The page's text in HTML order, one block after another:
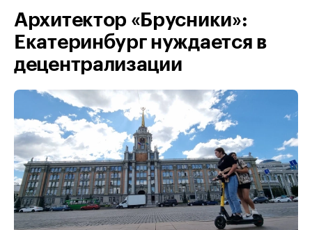
Архитектор «Брусники»:
Екатеринбург нуждается в
децентрализации